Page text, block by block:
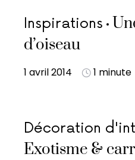
Inspirations
d’oiseau
1 avril 2014 1 minute
Décoration
Exotisme &